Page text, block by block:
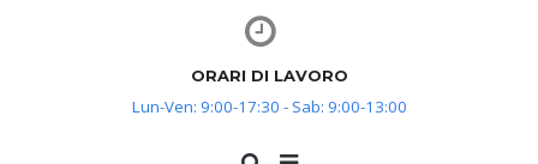
ORARI DI LAVORO
Lun-Ven: 9:00-17:30 - Sab: 9:00-13:00